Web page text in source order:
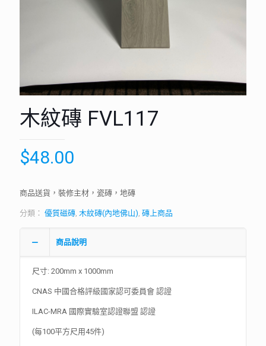
木紋磚 FVL117
$48.00
商品送貨，裝修主材，瓷磚，地磚
分類： 優質磁磚, 木紋磚(內地佛山), 磚上商品
商品說明
尺寸: 200mm x 1000mm
CNAS 中國合格評級國家認可委員會 認證
ILAC-MRA 國際實驗室認證聯盟 認證
(每100平方尺用45件)